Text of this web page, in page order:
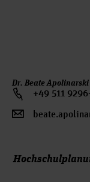
Dr. Beate Apolinarski
+49 511